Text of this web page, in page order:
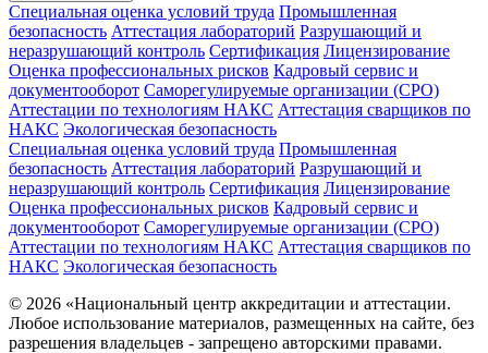
Специальная оценка условий труда Промышленная
безопасность Аттестация лабораторий Разрушающий и
неразрушающий контроль Сертификация Лицензирование
Оценка профессиональных рисков Кадровый сервис и
документооборот Cаморегулируемые организации (СРО)
Аттестации по технологиям НАКС Аттестация сварщиков по
НАКС Экологическая безопасность
Специальная оценка условий труда Промышленная
безопасность Аттестация лабораторий Разрушающий и
неразрушающий контроль Сертификация Лицензирование
Оценка профессиональных рисков Кадровый сервис и
документооборот Cаморегулируемые организации (СРО)
Аттестации по технологиям НАКС Аттестация сварщиков по
НАКС Экологическая безопасность
© 2026 «Национальный центр аккредитации и аттестации.
Любое использование материалов, размещенных на сайте, без
разрешения владельцев - запрещено авторскими правами.